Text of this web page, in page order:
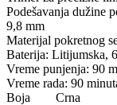
Podešavanja dužine
9,8 mm
Materijal pokretnog
Baterija: Litijumska,
Vreme punjenja: 90
Vreme rada: 90
Boja
Crna